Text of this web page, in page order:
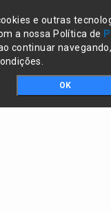
e outras
a nossa Política de
continuar
OK